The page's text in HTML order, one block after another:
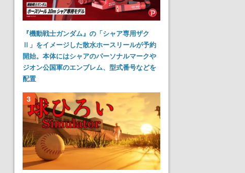
『機動戦士ガンダム』の「シャア専用ザク
Ⅱ」をイメージした散水ホースリールが予約
開始。本体にはシャアのパーソナルマークや
ジオン公国軍のエンブレム、型式番号などを
配置
3